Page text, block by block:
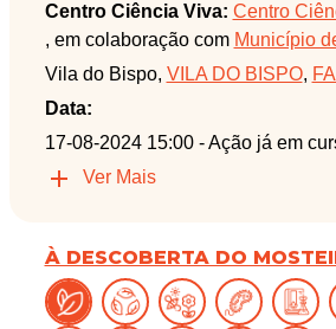
Centro Ciência Viva: Centro
, em colaboração com Município
Vila do Bispo, VILA DO BISPO,
Data:
17-08-2024 15:00 - Ação já em
Ver Mais
À DESCOBERTA DO